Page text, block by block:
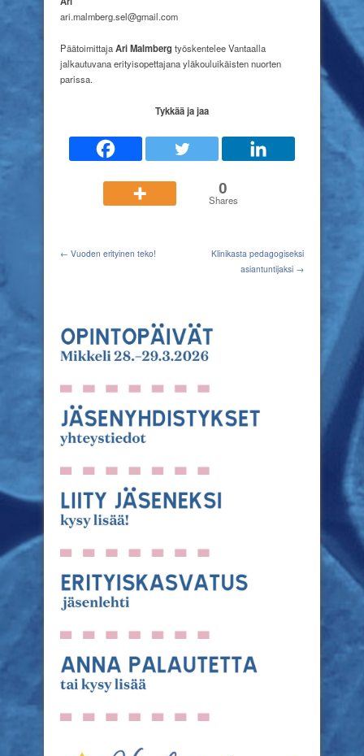
ari.malmberg.sel@gmail.com
PäätoimittajaAri Malmberg työskentelee Vantaalla
jalkautuvana erityisopettajana yläkouluikäisten nuorten
parissa.
Tykkää ja jaa
0
Shares
← Vuoden erityinen teko!
Klinikasta pedagogiseksi
asiantuntijaksi →